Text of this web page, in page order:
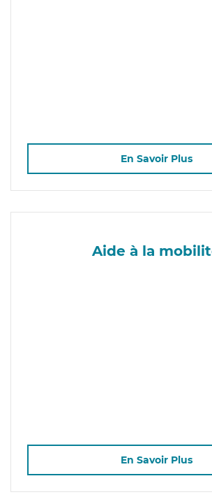
En Savoir Plus
Aide à la
En Savoir Plus